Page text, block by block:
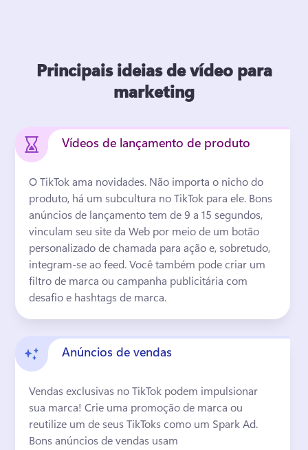
Principais ideias de vídeo para
marketing
Vídeos de lançamento de produto
O TikTok ama novidades. Não importa o nicho do
produto, há um subcultura no TikTok para ele. Bons
anúncios de lançamento tem de 9 a 15 segundos,
vinculam seu site da Web por meio de um botão
personalizado de chamada para ação e, sobretudo,
integram-se ao feed. Você também pode criar um
filtro de marca ou campanha publicitária com
desafio e hashtags de marca.
Anúncios de vendas
Vendas exclusivas no TikTok podem impulsionar
sua marca! Crie uma promoção de marca ou
Bons anúncios de vendas usam